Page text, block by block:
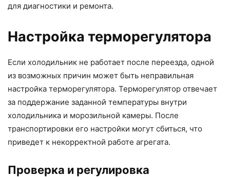
для диагностики и ремонта.
Настройка терморегулятора
Если холодильник не работает после переезда, одной
из возможных причин может быть неправильная
настройка терморегулятора. Терморегулятор отвечает
за поддержание заданной температуры внутри
холодильника и морозильной камеры. После
транспортировки его настройки могут сбиться, что
приведет к некорректной работе агрегата.
Проверка и регулировка